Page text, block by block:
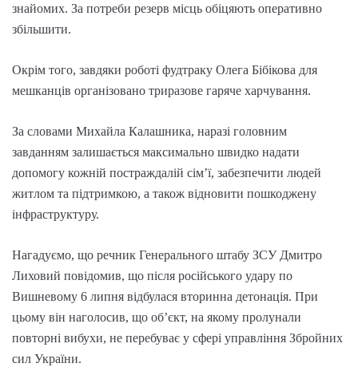
знайомих. За потреби резерв місць обіцяють оперативно
збільшити.
Окрім того, завдяки роботі фудтраку Олега Бібікова для
мешканців організовано триразове гаряче харчування.
За словами Михайла Калашника, наразі головним
завданням залишається максимально швидко надати
допомогу кожній постраждалій сім’ї, забезпечити людей
житлом та підтримкою, а також відновити пошкоджену
інфраструктуру.
Нагадуємо, що речник Генерального штабу ЗСУ Дмитро
Лиховий повідомив, що після російського удару по
Вишневому 6 липня відбулася вторинна детонація. При
цьому він наголосив, що об’єкт, на якому пролунали
повторні вибухи, не перебуває у сфері управління Збройних
сил України.